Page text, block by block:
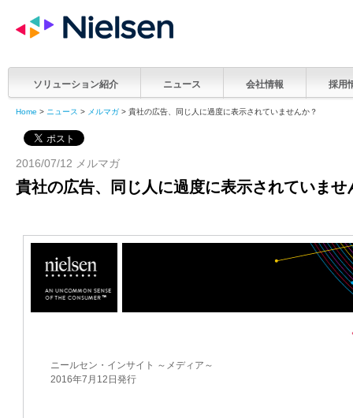
ソリューション紹介 ニュース 会社情報 採用
Home > ニュース > メルマガ > 貴社の広告、同じ人に過度に表示されていませんか？
2016/07/12 メルマガ
貴社の広告、同じ人に過度に表示されていませ
ニールセン・インサイト ～メディア～
2016年7月12日発行